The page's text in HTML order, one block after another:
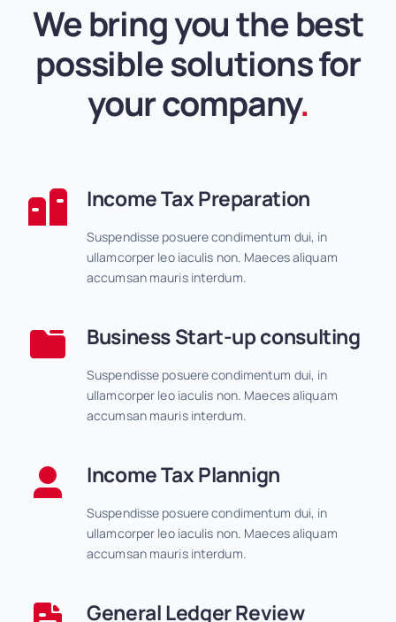
We bring you the best
possible solutions for
your company.
Income Tax Preparation
Suspendisse posuere condimentum dui, in
ullamcorper leo iaculis non. Maeces aliquam
accumsan mauris interdum.
Business Start-up consulting
Suspendisse posuere condimentum dui, in
ullamcorper leo iaculis non. Maeces aliquam
accumsan mauris interdum.
Income Tax Plannign
Suspendisse posuere condimentum dui, in
ullamcorper leo iaculis non. Maeces aliquam
accumsan mauris interdum.
General Ledger Review